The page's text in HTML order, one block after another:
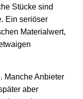
Stücke sind
Ein seriöser
Materialwert,
Manche Anbieter
aber